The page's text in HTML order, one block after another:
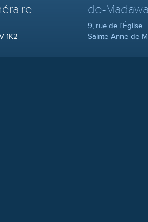
1K2
de-
9, rue de l’Église
Sainte-Anne-de-